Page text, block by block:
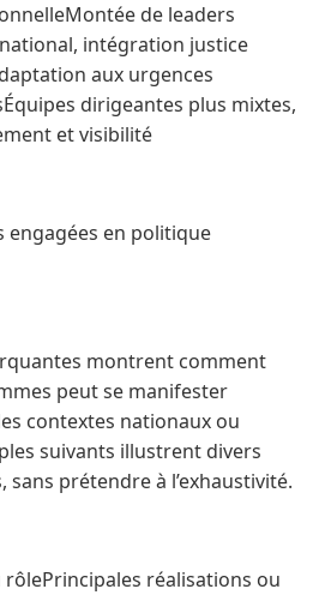
de leaders
intégration justice
aux urgences
dirigeantes plus mixtes,
et visibilité
engagées en politique
montrent comment
peut se manifester
contextes nationaux ou
suivants illustrent divers
prétendre à l’exhaustivité.
réalisations ou